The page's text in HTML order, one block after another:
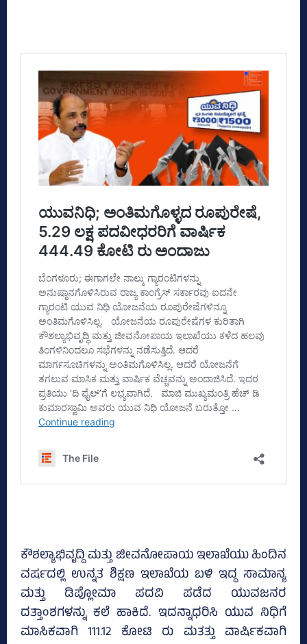
ಕೌಶಲ್ಯಾಭಿವೃದ್ದಿ ಮತ್ತು ಜೀವನೋಪಾಯ ಇಲಾಖೆಯು ಹಿಂದಿನ
ವರ್ಷದಲ್ಲಿ ಉನ್ನತ ಶಿಕ್ಷಣ ಇಲಾಖೆಯ ಬಳಿ ಇದ್ದ ಸಾಮಾನ್ಯ
ಮತ್ತು ಡಿಪ್ಲೋಮಾ ಪದವಿ ಪಡೆದ ಯುವಜನರ
ದತ್ತಾಂಶಗಳನ್ನು ಕಲೆ ಹಾಕಿದೆ. ಇದನ್ನಾಧರಿಸಿ ಯುವ ನಿಧಿಗೆ
ಮಾಸಿಕವಾಗಿ 111.12 ಕೋಟಿ ರು ಮತತ್ತು ವಾರ್ಷಿಕವಾಗಿ